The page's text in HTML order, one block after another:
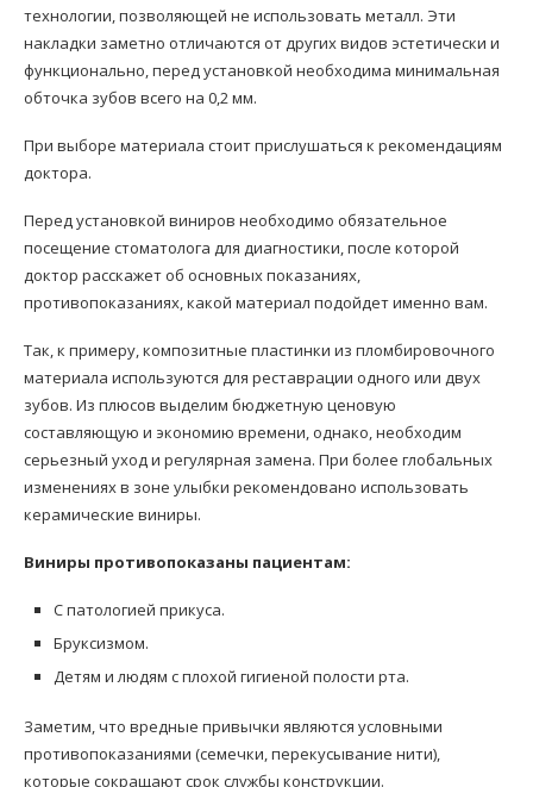
технологии, позволяющей не использовать металл. Эти
накладки заметно отличаются от других видов эстетически и
функционально, перед установкой необходима минимальная
обточка зубов всего на 0,2 мм.
При выборе материала стоит прислушаться к рекомендациям
доктора.
Перед установкой виниров необходимо обязательное
посещение стоматолога для диагностики, после которой
доктор расскажет об основных показаниях,
противопоказаниях, какой материал подойдет именно вам.
Так, к примеру, композитные пластинки из пломбировочного
материала используются для реставрации одного или двух
зубов. Из плюсов выделим бюджетную ценовую
составляющую и экономию времени, однако, необходим
серьезный уход и регулярная замена. При более глобальных
изменениях в зоне улыбки рекомендовано использовать
керамические виниры.
Виниры противопоказаны пациентам:
С патологией прикуса.
Бруксизмом.
Детям и людям с плохой гигиеной полости рта.
Заметим, что вредные привычки являются условными
противопоказаниями (семечки, перекусывание нити),
которые сокращают срок службы конструкции.